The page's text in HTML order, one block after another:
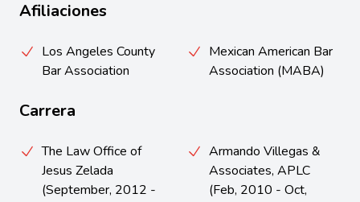
Afiliaciones
Los Angeles County
Bar Association
Mexican American Bar
Association (MABA)
Carrera
The Law Office of
Jesus Zelada
(September, 2012 -
Armando Villegas &
Associates, APLC
(Feb, 2010 - Oct,